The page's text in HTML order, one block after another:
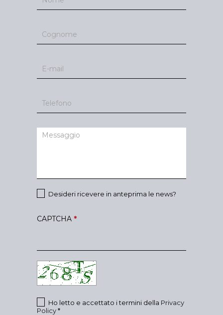
Desideri ricevere in anteprima le news?
CAPTCHA *
Ho letto e accettato i termini della Privacy
Policy*